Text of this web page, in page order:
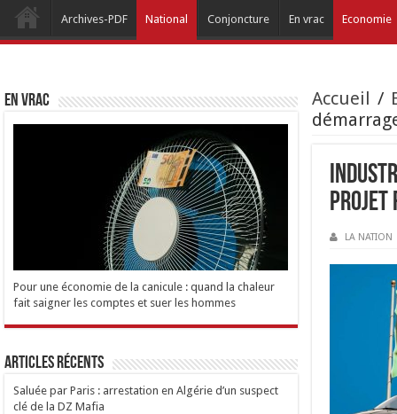
Archives-PDF National Conjoncture En vrac Economie
Accueil /
projet
LA NATION
EN VRAC
Pour une économie de la canicule : quand la chaleur
fait saigner les comptes et suer les hommes
Articles Récents
Saluée par Paris : arrestation en Algérie d’un suspect
clé de la DZ Mafia